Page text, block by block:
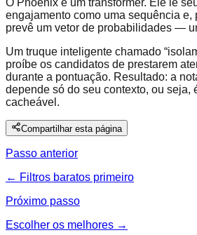
engajamento como uma sequência e,
prevê um vetor de probabilidades —
Um truque inteligente chamado
proíbe os candidatos de prestarem
durante a pontuação. Resultado: a
depende só do seu contexto, ou seja,
cacheável.
Compartilhar esta página
Passo anterior
← Filtros baratos primeiro
Próximo passo
Escolher os melhores →